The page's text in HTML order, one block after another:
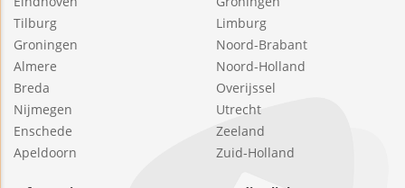
Tilburg
Groningen
Almere
Breda
Nijmegen
Enschede
Apeldoorn
Limburg
Noord-Brabant
Noord-Holland
Overijssel
Utrecht
Zeeland
Zuid-Holland